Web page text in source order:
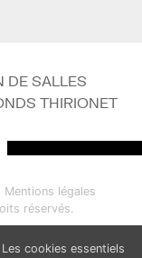
DE SALLES
THIRIONET
Mentions légales
réservés.
cookies essentiels